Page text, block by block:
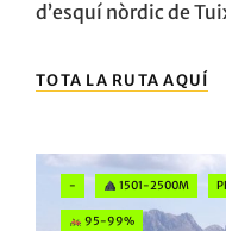
d’esquí nòrdic de
TOTA LA RUTA AQUÍ
Categories
- 1501-2500M
95-99%